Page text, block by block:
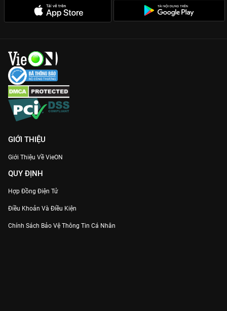
GIỚI THIỆU
Giới Thiệu Về VieON
QUY ĐỊNH
Hợp Đồng Điện Tử
Điều Khoản Và Điều Kiện
Chính Sách Bảo Vệ Thông Tin Cá Nhân